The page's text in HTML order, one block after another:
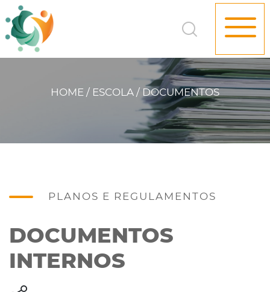
HOME / ESCOLA / DOCUMENTOS
PLANOS E REGULAMENTOS
DOCUMENTOS
INTERNOS